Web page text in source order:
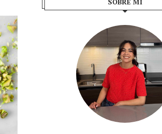
SOBRE MÍ